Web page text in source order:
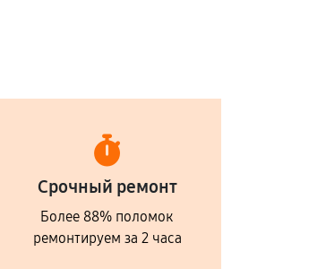
Срочный ремонт
Более 88% поломок
ремонтируем за 2 часа